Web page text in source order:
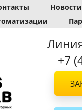
Новости
+7